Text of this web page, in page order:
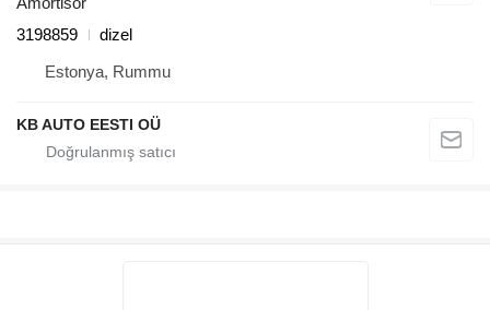
3198859
dizel
Estonya, Rummu
KB AUTO EESTI OÜ